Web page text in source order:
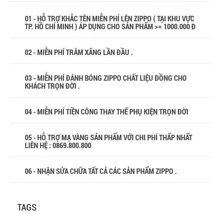
01 - HỖ TRỢ KHẮC TÊN MIỄN PHÍ LÊN ZIPPO ( TẠI KHU VỰC
TP. HỒ CHÍ MINH ) ÁP DỤNG CHO SẢN PHẨM >= 1000.000 Đ
02 - MIỄN PHÍ TRÂM XĂNG LẦN ĐẦU .
03 - MIỄN PHÍ ĐÁNH BÓNG ZIPPO CHẤT LIỆU ĐỒNG CHO
KHÁCH TRỌN ĐỜI .
04 - MIỄN PHÍ TIỀN CÔNG THAY THẾ PHỤ KIỆN TRỌN ĐỜI
05 - HỖ TRỢ MẠ VÀNG SẢN PHẨM VỚI CHI PHÍ THẤP NHẤT
LIÊN HỆ : 0869.800.800
06 - NHẬN SỬA CHỮA TẤT CẢ CÁC SẢN PHẨM ZIPPO .
TAGS